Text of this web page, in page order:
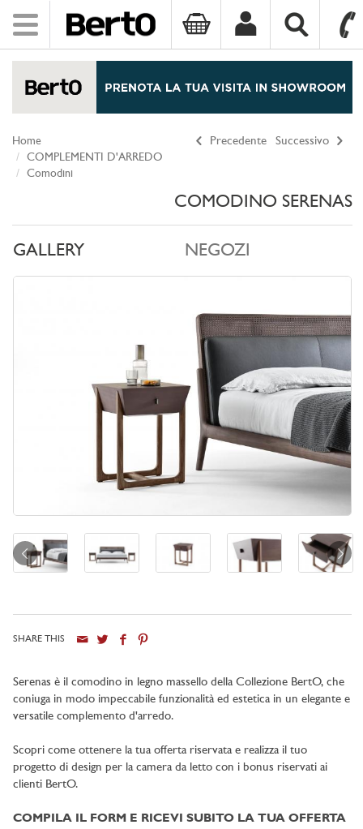
Toggle
navigation
Precedente Successivo
Home
COMPLEMENTI D'ARREDO
Comodini
COMODINO SERENAS
GALLERY NEGOZI
SHARE THIS
Serenas è il comodino in legno massello della Collezione BertO, che
coniuga in modo impeccabile funzionalità ed estetica in un elegante e
versatile complemento d'arredo.
Scopri come ottenere la tua offerta riservata e realizza il tuo
progetto di design per la camera da letto con i bonus riservati ai
clienti BertO.
COMPILA IL FORM E RICEVI SUBITO LA TUA OFFERTA